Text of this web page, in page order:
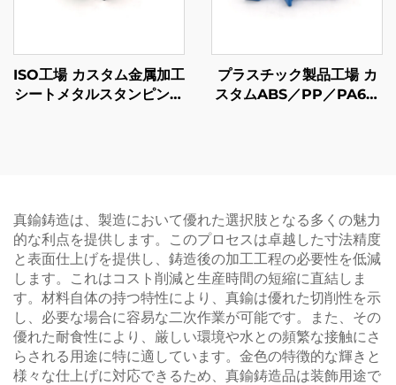
ISO工場 カスタム金属加工
シートメタルスタンピング
プラスチック製品工場 カ
スタムABS／PP／PA6プ
真鍮鋳造は、製造において優れた選択肢となる多くの魅力
的な利点を提供します。このプロセスは卓越した寸法精度
と表面仕上げを提供し、鋳造後の加工工程の必要性を低減
します。これはコスト削減と生産時間の短縮に直結しま
す。材料自体の持つ特性により、真鍮は優れた切削性を示
し、必要な場合に容易な二次作業が可能です。また、その
優れた耐食性により、厳しい環境や水との頻繁な接触にさ
らされる用途に特に適しています。金色の特徴的な輝きと
様々な仕上げに対応できるため、真鍮鋳造品は装飾用途で